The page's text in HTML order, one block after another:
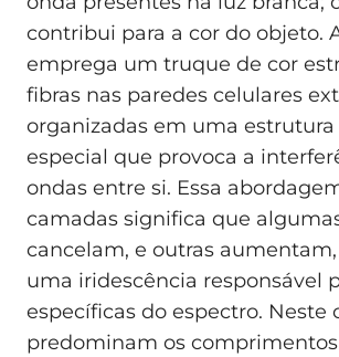
contribui para a cor do objeto.
emprega um truque de cor
fibras nas paredes celulares
organizadas em uma
especial que provoca a
ondas entre si. Essa
camadas significa que
cancelam, e outras
uma iridescência responsável
específicas do espectro. Neste
predominam os